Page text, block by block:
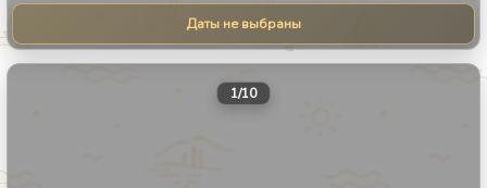
Даты не выбраны
1/10